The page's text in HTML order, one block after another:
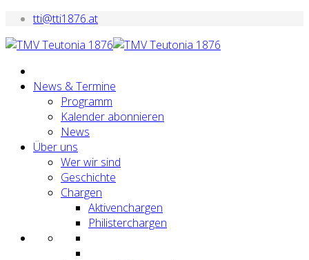
tti@tti1876.at
News & Termine
Programm
Kalender abonnieren
News
Über uns
Wer wir sind
Geschichte
Chargen
Aktivenchargen
Philisterchargen